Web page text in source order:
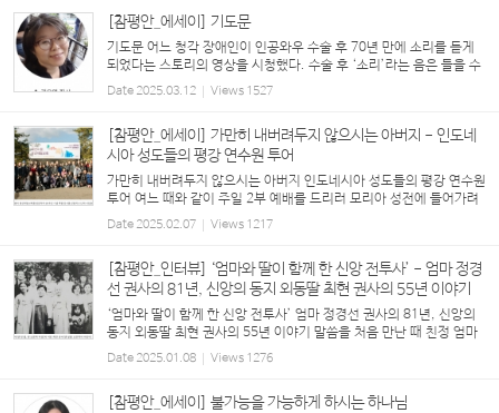
[참평안_에세이] 기도문
기도문 어느 청각 장애인이 인공와우 수술 후 70년 만에 소리를 듣게
되었다는 스토리의 영상을 시청했다. 수술 후 ‘소리’라는 음은 들을 수
있지만 그 언어를 이해하는 데까지 1년 정도의 시간이 필요하다고 했
다. 지하철에서 성경책을 열독하는 어느 분...
Date2025.03.12 Views 1527
[참평안_에세이] 가만히 내버려두지 않으시는 아버지 - 인도네
시아 성도들의 평강 연수원 투어
가만히 내버려두지 않으시는 아버지 인도네시아 성도들의 평강 연수원
투어 여느 때와 같이 주일 2부 예배를 드리러 모리아 성전에 들어가려
던 참이었다. 누군가 나의 어깨를 가볍게 툭 쳤다. 뒤돌아보니 유근영
전도사님께서 나를 부...
Date2025.02.07 Views 1217
[참평안_인터뷰] ‘엄마와 딸이 함께 한 신앙 전투사’ - 엄마 정경
선 권사의 81년, 신앙의 동지 외동딸 최현 권사의 55년 이야기
‘엄마와 딸이 함께 한 신앙 전투사’ 엄마 정경선 권사의 81년, 신앙의
동지 외동딸 최현 권사의 55년 이야기 말씀을 처음 만난 때 친정 엄마
정경선 권사의 고향은 전남 강진입니다. 친정 오빠의 잦은 사업 실패로
가세가 기울자 외조모께서 전북 이...
Date2025.01.08 Views 1276
[참평안_에세이] 불가능을 가능하게 하시는 하나님